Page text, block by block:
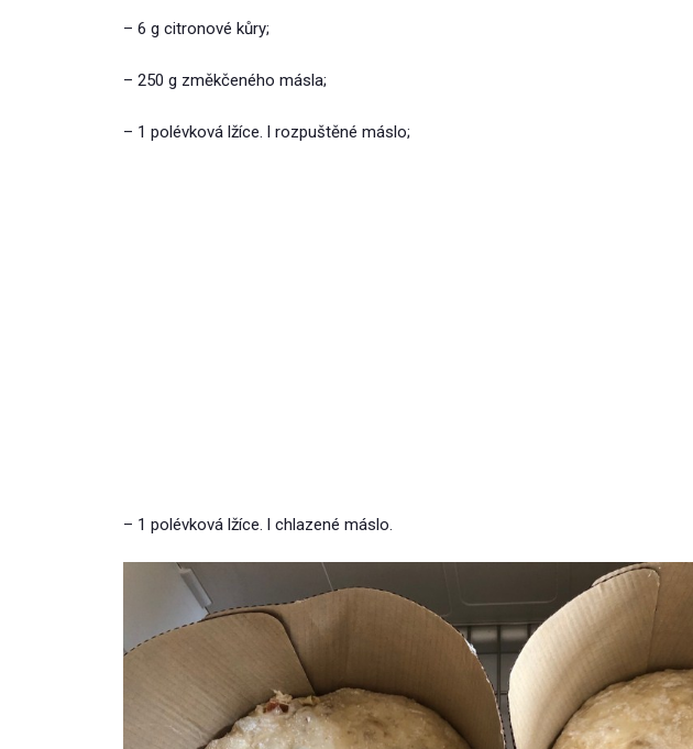
– 6 g citronové kůry;
– 250 g změkčeného másla;
– 1 polévková lžíce. l rozpuštěné máslo;
– 1 polévková lžíce. l chlazené máslo.